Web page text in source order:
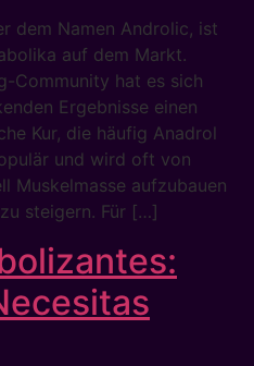
dem Namen Androlic, ist
auf dem Markt.
Community hat es sich
Ergebnisse einen
Kur, die häufig Anadrol
und wird oft von
Muskelmasse aufzubauen
steigern. Für […]